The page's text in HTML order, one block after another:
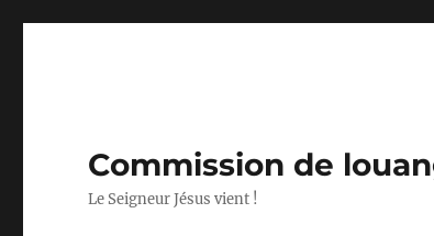
Commission de
Le Seigneur Jésus vient !